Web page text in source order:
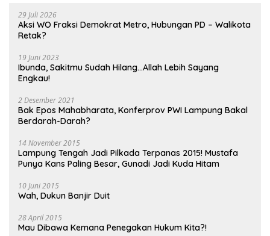
29 Juli 2026
Aksi WO Fraksi Demokrat Metro, Hubungan PD – Walikota
Retak?
19 Juni 2023
Ibunda, Sakitmu Sudah Hilang…Allah Lebih Sayang
Engkau!
2 Desember 2021
Bak Epos Mahabharata, Konferprov PWI Lampung Bakal
Berdarah-Darah?
14 November 2015
Lampung Tengah Jadi Pilkada Terpanas 2015! Mustafa
Punya Kans Paling Besar, Gunadi Jadi Kuda Hitam
10 Juni 2015
Wah, Dukun Banjir Duit
28 April 2015
Mau Dibawa Kemana Penegakan Hukum Kita?!